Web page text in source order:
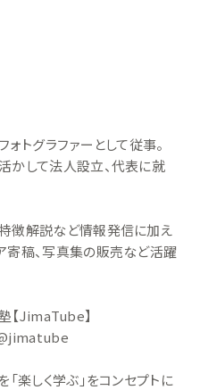
ォトグラファーとして従事。
かして法人設立、代表に就
徴解説など情報発信に加え
寄稿、写真集の販売など活躍
【JimaTube】
楽しく学ぶ」をコンセプトに